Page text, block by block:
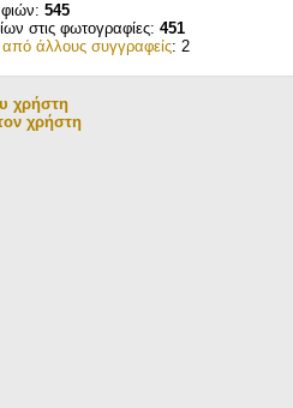
545
στις φωτογραφίες: 451
άλλους συγγραφείς: 2
χρήστη
χρήστη